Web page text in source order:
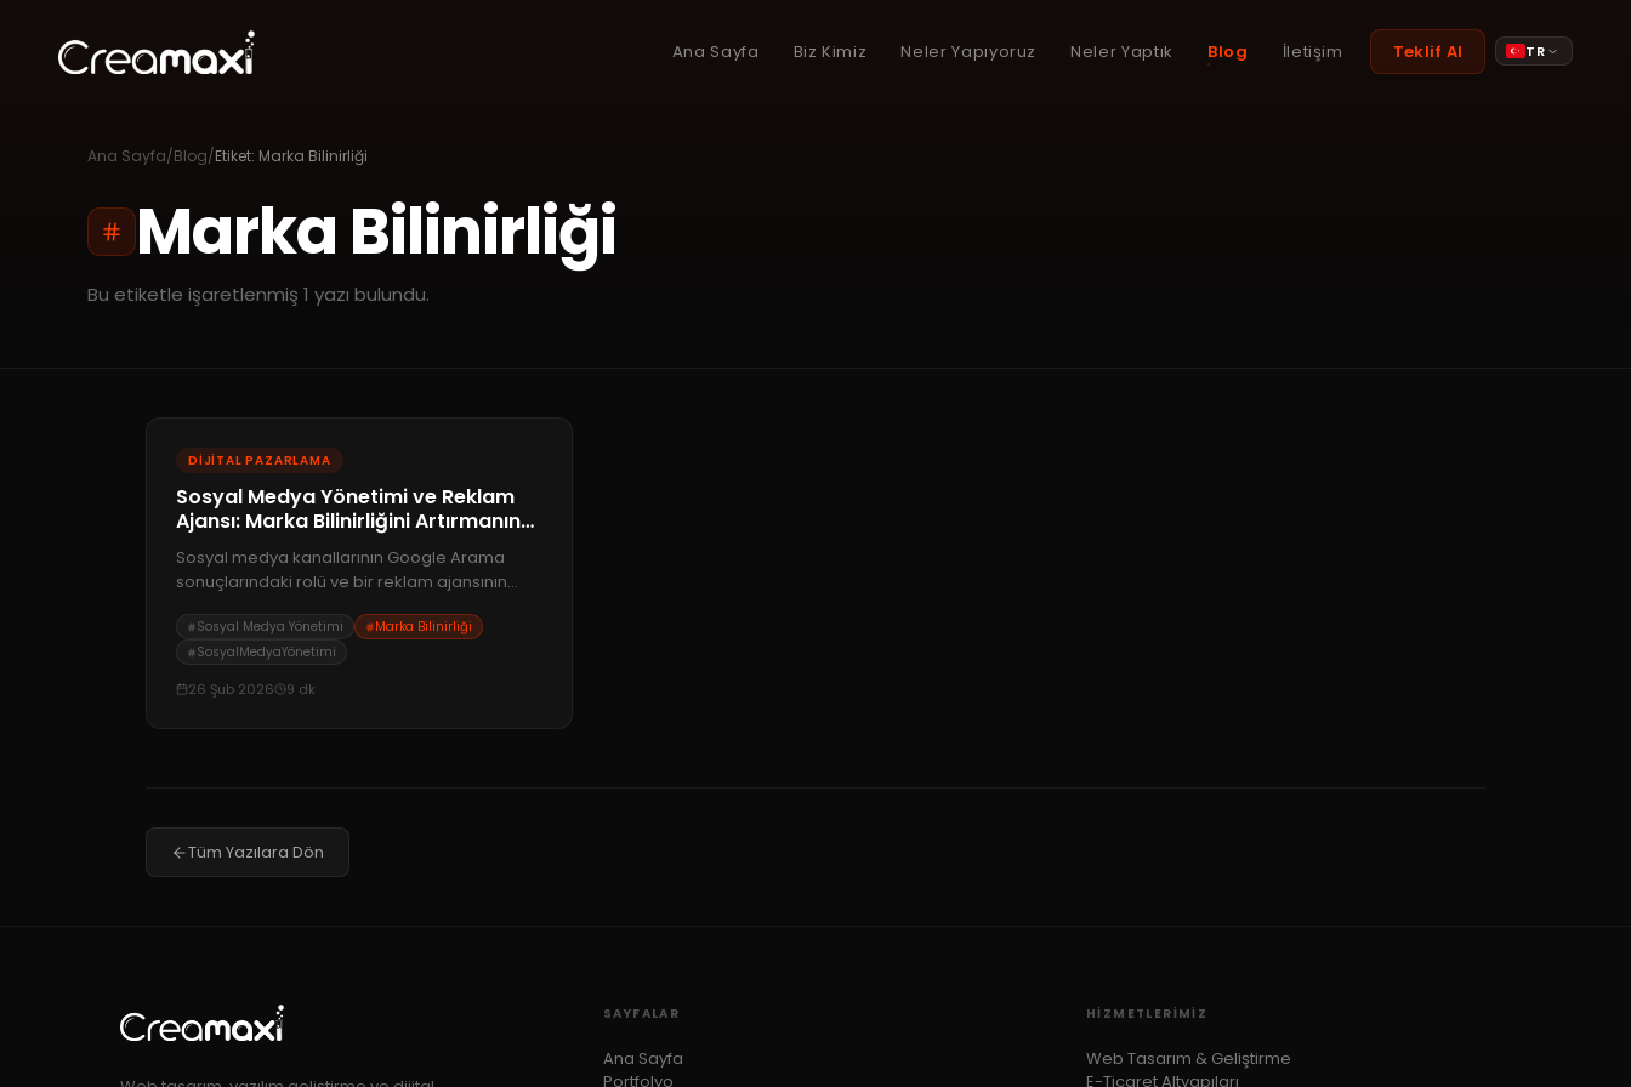
Ana Sayfa Biz Kimiz Neler Yapıyoruz Neler Yaptık Blog İletişim Teklif Al TR
Ana Sayfa/Blog/Etiket: Marka Bilinirliği
Marka Bilinirliği
Bu etiketle işaretlenmiş 1 yazı bulundu.
DIJITAL PAZARLAMA
Sosyal Medya Yönetimi ve Reklam
Ajansı: Marka Bilinirliğini Artırmanın
Yolları
Sosyal medya kanallarının Google Arama
sonuçlarındaki rolü ve bir reklam ajansının
üzerine kapsamlı bir inceleme.
Sosyal Medya Yönetimi
Marka Bilinirliği
SosyalMedyaYönetimi
26 Şub 2026 9 dk
Tüm Yazılara Dön
SAYFALAR
Ana Sayfa
Portfolyo
HIZMETLERIMIZ
Web Tasarım & Geliştirme
E-Ticaret Altyapıları